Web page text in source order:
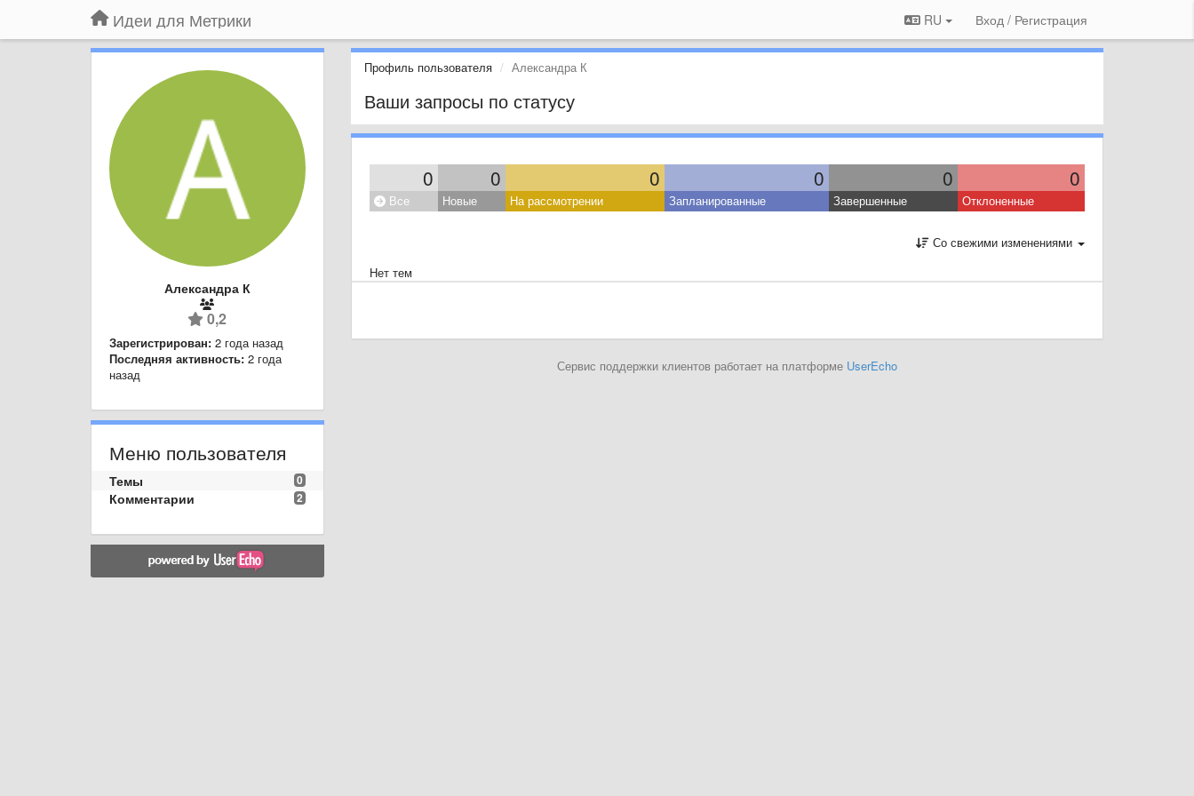
Идеи для Метрики RU Вход / Регистрация
Александра К
0,2
Зарегистрирован: 2 года назад
Последняя активность: 2 года
назад
Меню пользователя
0
Темы
2
Комментарии
Профиль пользователя Александра К
Ваши запросы по статусу
0 0 0 0 0 0
Все Новые На рассмотрении Запланированные Завершенные Отклоненные
Со свежими изменениями
Нет тем
Сервис поддержки клиентов работает на платформе UserEcho